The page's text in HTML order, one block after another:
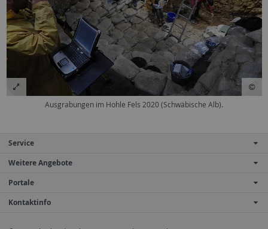
Ausgrabungen im Hohle Fels 2020 (Schwäbische Alb).
Service
Weitere Angebote
Portale
Kontaktinfo